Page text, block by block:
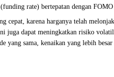
rate) bertepatan dengan
cepat, karena harganya telah
juga dapat meningkatkan risiko
yang sama, kenaikan yang lebih